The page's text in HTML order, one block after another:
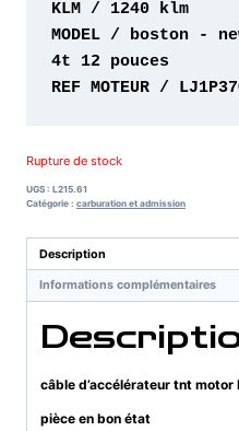
MODEL / boston -
REF MOTEUR /
Rupture de stock
UGS : L215.61
Catégorie : carburation et admission
Description
Informations complémentaires
câble d’accélérateur tnt
pièce en bon état